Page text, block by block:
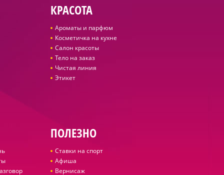
КРАСОТА
Ароматы и парфюм
Косметичка на кухне
Салон красоты
Тело на заказ
Чистая линия
Этикет
ПОЛЕЗНО
Ставки на спорт
Афиша
Вернисаж